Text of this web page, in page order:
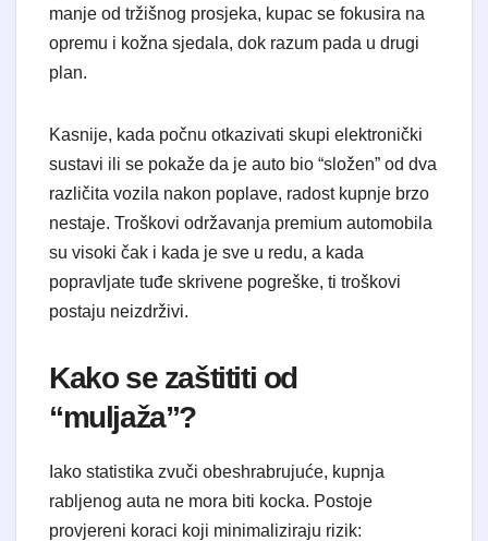
manje od tržišnog prosjeka, kupac se fokusira na
opremu i kožna sjedala, dok razum pada u drugi
plan.
Kasnije, kada počnu otkazivati skupi elektronički
sustavi ili se pokaže da je auto bio “složen” od dva
različita vozila nakon poplave, radost kupnje brzo
nestaje. Troškovi održavanja premium automobila
su visoki čak i kada je sve u redu, a kada
popravljate tuđe skrivene pogreške, ti troškovi
postaju neizdrživi.
Kako se zaštititi od
“muljaža”?
Iako statistika zvuči obeshrabrujuće, kupnja
rabljenog auta ne mora biti kocka. Postoje
provjereni koraci koji minimaliziraju rizik: